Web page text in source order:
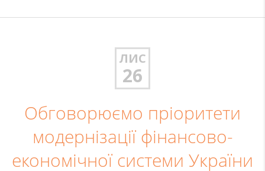
ЛИС
26
Обговорюємо пріоритети
модернізації фінансово-
економічної системи України